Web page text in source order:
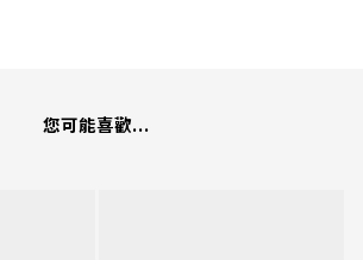
您可能喜歡...